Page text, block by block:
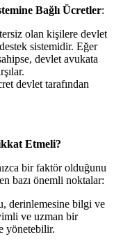
Bağlı Ücretler:
olan kişilere devlet
sistemidir. Eğer
devlet avukata
devlet tarafından
Etmeli?
bir faktör olduğunu
bazı önemli noktalar:
derinlemesine bilgi ve
ve uzman bir
yönetebilir.